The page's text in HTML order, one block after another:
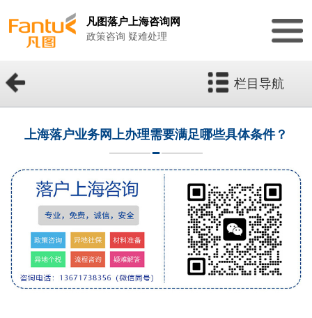
凡图落户上海咨询网
政策咨询 疑难处理
栏目导航
上海落户业务网上办理需要满足哪些具体条件？